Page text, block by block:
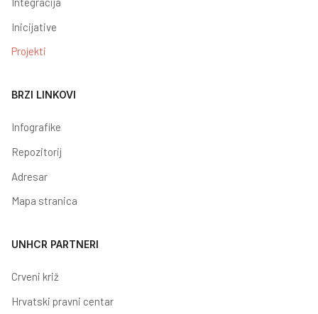
Inicijative
Projekti
BRZI LINKOVI
Infografike
Repozitorij
Adresar
Mapa stranica
UNHCR PARTNERI
Crveni križ
Hrvatski pravni centar